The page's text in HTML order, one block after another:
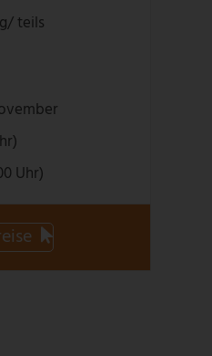
teils
Uhr)